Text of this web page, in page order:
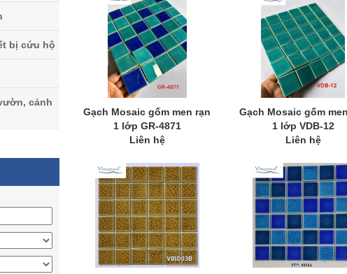
bị cứu hộ
cảnh
Gạch Mosaic gốm men rạn
1 lớp GR-4871
Liên hệ
Gạch Mosaic gốm
1 lớp VDB-12
Liên hệ